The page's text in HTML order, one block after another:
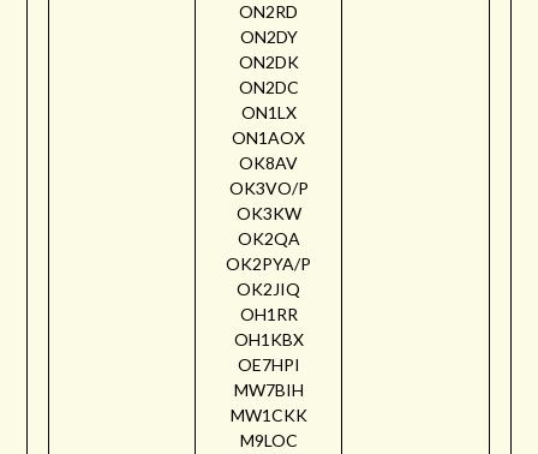
ON2RD
ON2DY
ON2DK
ON2DC
ON1LX
ON1AOX
OK8AV
OK3VO/P
OK3KW
OK2QA
OK2PYA/P
OK2JIQ
OH1RR
OH1KBX
OE7HPI
MW7BIH
MW1CKK
M9LOC